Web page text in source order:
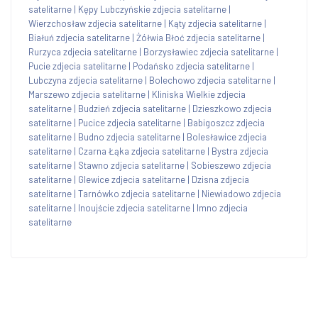
satelitarne | Kępy Lubczyńskie zdjecia satelitarne |
Wierzchosław zdjecia satelitarne | Kąty zdjecia satelitarne |
Białuń zdjecia satelitarne | Żółwia Błoć zdjecia satelitarne |
Rurzyca zdjecia satelitarne | Borzysławiec zdjecia satelitarne |
Pucie zdjecia satelitarne | Podańsko zdjecia satelitarne |
Lubczyna zdjecia satelitarne | Bolechowo zdjecia satelitarne |
Marszewo zdjecia satelitarne | Kliniska Wielkie zdjecia
satelitarne | Budzień zdjecia satelitarne | Dzieszkowo zdjecia
satelitarne | Pucice zdjecia satelitarne | Babigoszcz zdjecia
satelitarne | Budno zdjecia satelitarne | Bolesławice zdjecia
satelitarne | Czarna Łąka zdjecia satelitarne | Bystra zdjecia
satelitarne | Stawno zdjecia satelitarne | Sobieszewo zdjecia
satelitarne | Glewice zdjecia satelitarne | Dzisna zdjecia
satelitarne | Tarnówko zdjecia satelitarne | Niewiadowo zdjecia
satelitarne | Inoujście zdjecia satelitarne | Imno zdjecia
satelitarne